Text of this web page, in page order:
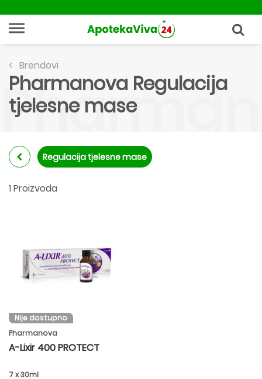
Brendovi
Pharmanova Regulacija
tjelesne mase
Regulacija tjelesne mase
1 Proizvoda
Nije dostupno
Pharmanova
A-Lixir 400 PROTECT
7 x 30ml